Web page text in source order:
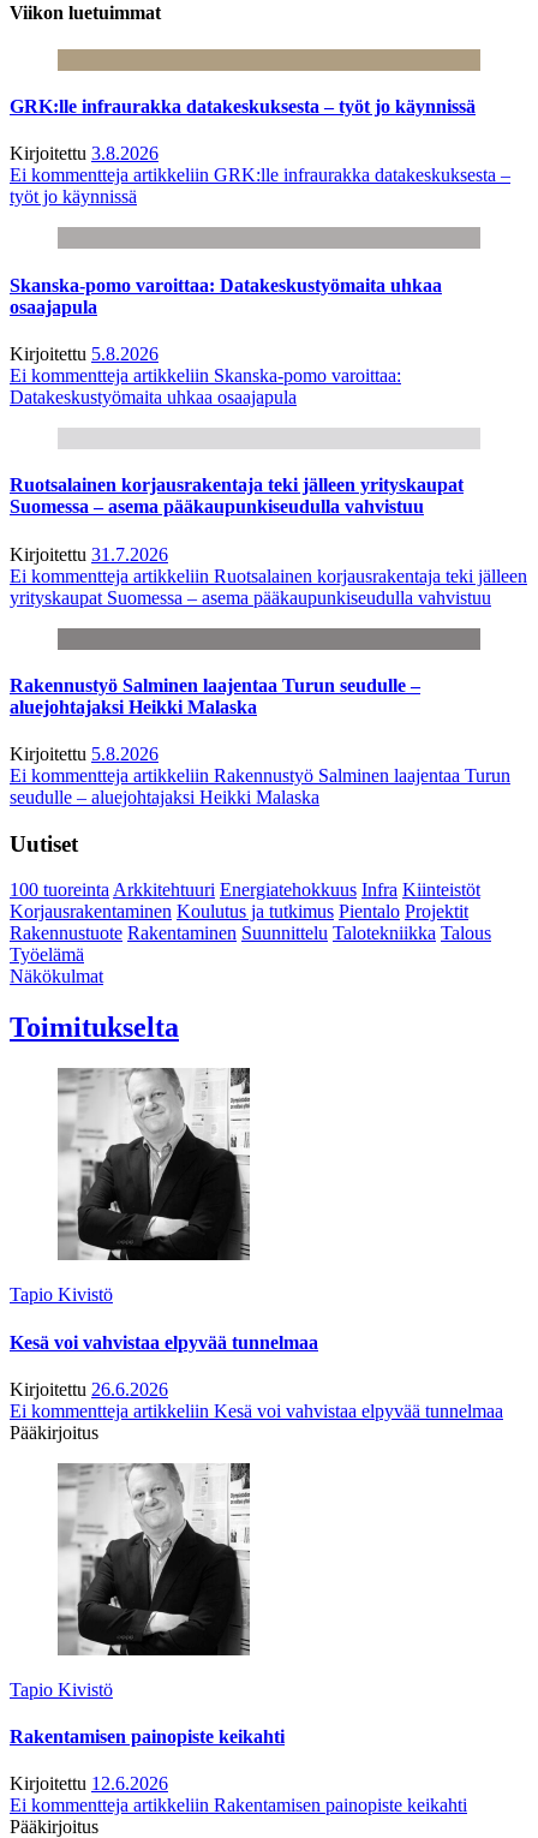
Viikon luetuimmat
GRK:lle infraurakka datakeskuksesta – työt jo käynnissä
Kirjoitettu 3.8.2026
Ei kommentteja artikkeliin GRK:lle infraurakka datakeskuksesta –
työt jo käynnissä
Skanska-pomo varoittaa: Datakeskustyömaita uhkaa
osaajapula
Kirjoitettu 5.8.2026
Ei kommentteja artikkeliin Skanska-pomo varoittaa:
Datakeskustyömaita uhkaa osaajapula
Ruotsalainen korjausrakentaja teki jälleen yrityskaupat
Suomessa – asema pääkaupunkiseudulla vahvistuu
Kirjoitettu 31.7.2026
Ei kommentteja artikkeliin Ruotsalainen korjausrakentaja teki jälleen
yrityskaupat Suomessa – asema pääkaupunkiseudulla vahvistuu
Rakennustyö Salminen laajentaa Turun seudulle –
aluejohtajaksi Heikki Malaska
Kirjoitettu 5.8.2026
Ei kommentteja artikkeliin Rakennustyö Salminen laajentaa Turun
seudulle – aluejohtajaksi Heikki Malaska
Uutiset
100 tuoreintaArkkitehtuuri Energiatehokkuus Infra Kiinteistöt
Korjausrakentaminen Koulutus ja tutkimus Pientalo Projektit
Rakennustuote Rakentaminen Suunnittelu Talotekniikka Talous
Työelämä
Näkökulmat
Toimitukselta
Tapio Kivistö
Kesä voi vahvistaa elpyvää tunnelmaa
Kirjoitettu 26.6.2026
Ei kommentteja artikkeliin Kesä voi vahvistaa elpyvää tunnelmaa
Pääkirjoitus
Tapio Kivistö
Rakentamisen painopiste keikahti
Kirjoitettu 12.6.2026
Ei kommentteja artikkeliin Rakentamisen painopiste keikahti
Pääkirjoitus